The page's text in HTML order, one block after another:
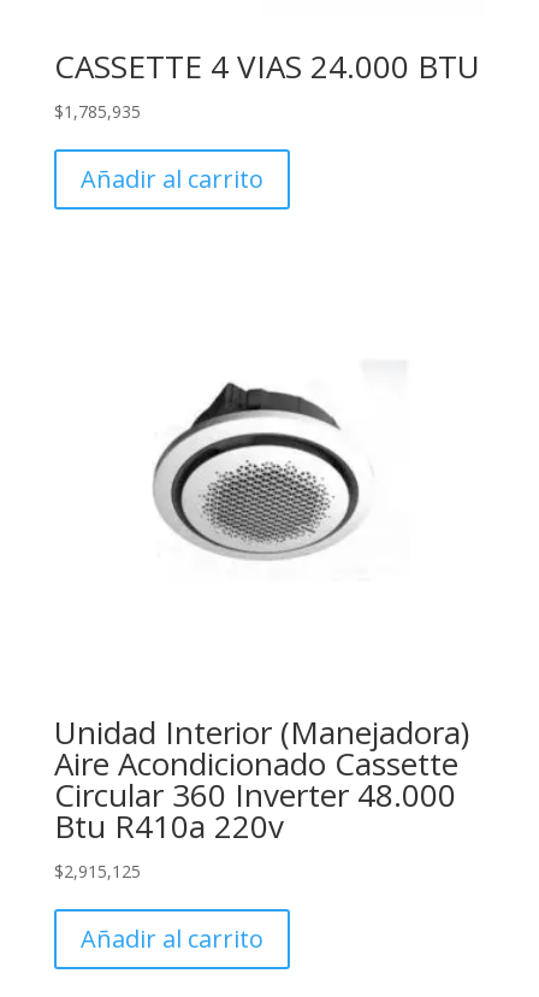
CASSETTE 4 VIAS 24.000 BTU
$1,785,935
Añadir al carrito
Unidad Interior (Manejadora)
Aire Acondicionado Cassette
Circular 360 Inverter 48.000
Btu R410a 220v
$2,915,125
Añadir al carrito